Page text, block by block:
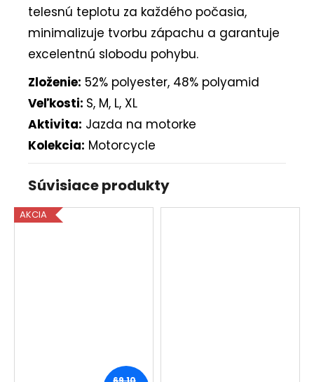
telesnú teplotu za každého počasia,
minimalizuje tvorbu zápachu a garantuje
excelentnú slobodu pohybu.
Zloženie: 52% polyester, 48% polyamid
Veľkosti: S, M, L, XL
Aktivita: Jazda na motorke
Kolekcia: Motorcycle
Súvisiace produkty
AKCIA